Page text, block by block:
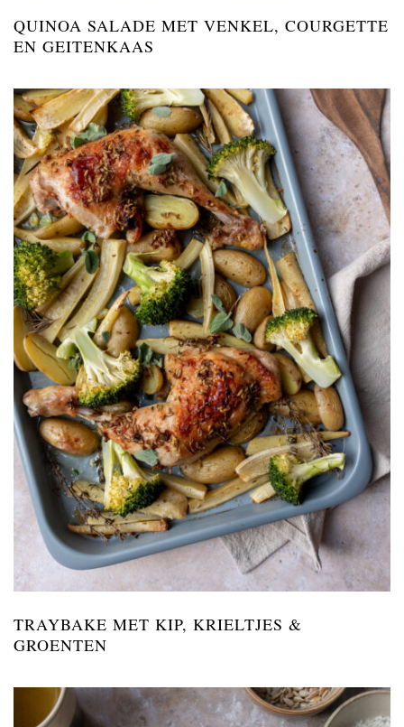
QUINOA SALADE MET VENKEL, COURGETTE
EN GEITENKAAS
TRAYBAKE MET KIP, KRIELTJES &
GROENTEN